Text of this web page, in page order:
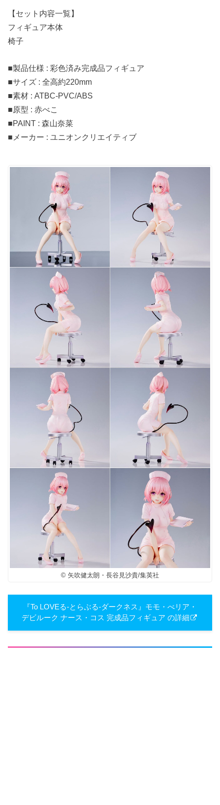
【セット内容一覧】
フィギュア本体
椅子
■製品仕様 : 彩色済み完成品フィギュア
■サイズ : 全高約220mm
■素材 : ATBC-PVC/ABS
■原型 : 赤べこ
■PAINT : 森山奈菜
■メーカー : ユニオンクリエイティブ
© 矢吹健太朗・長谷見沙貴/集英社
『To LOVEる-とらぶる-ダークネス』モモ・べリア・
デビルーク ナース・コス 完成品フィギュア の詳細